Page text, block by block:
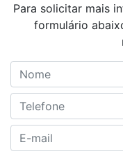
Para solicitar mais
formulário